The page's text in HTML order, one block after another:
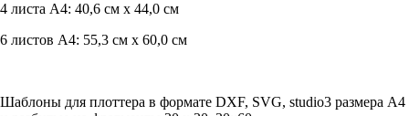
4 листа А4: 40,6 см х 44,0 см
6 листов А4: 55,3 см х 60,0 см
Шаблоны для плоттера в формате DXF, SVG, studio3 размера А4